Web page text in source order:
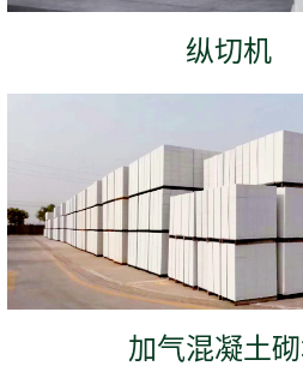
纵切机
加气混凝土